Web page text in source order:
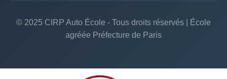
© 2025 CIRP Auto École - Tous droits réservés | École
agréée Préfecture de Paris